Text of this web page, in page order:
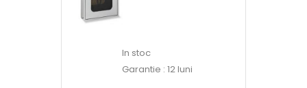
In stoc
Garantie : 12 luni